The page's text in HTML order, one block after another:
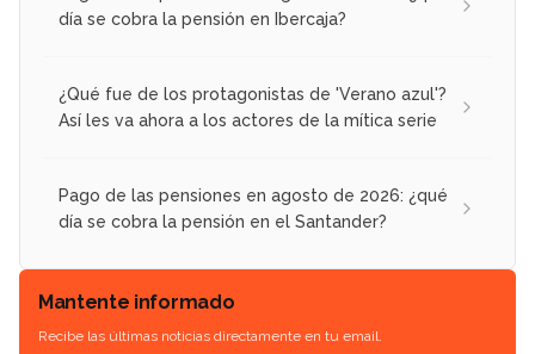
día se cobra la pensión en Ibercaja?
¿Qué fue de los protagonistas de 'Verano azul'?
Así les va ahora a los actores de la mítica serie
Pago de las pensiones en agosto de 2026: ¿qué
día se cobra la pensión en el Santander?
Mantente informado
Recibe las últimas noticias directamente en tu email.